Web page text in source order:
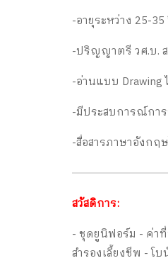
-อายุระหว่าง 25-35
-ปริญญาตรี วศ.บ. ส
-อ่านแบบ Drawing
-มีประสบการณ์กา
-สื่อสารภาษาอังกฤ
สวัสดิการ:
- ชุดยูนิฟอร์ม - ค่าที่
สำรองเลี้ยงชีพ -